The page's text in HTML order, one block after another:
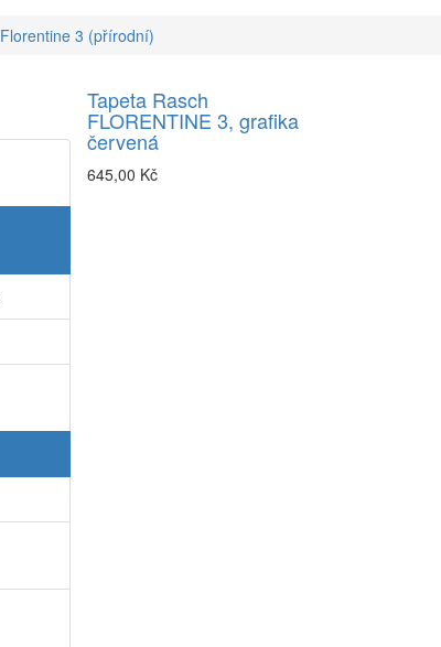
Florentine 3 (přírodní)
Tapeta Rasch
FLORENTINE 3, grafika
červená
645,00 Kč